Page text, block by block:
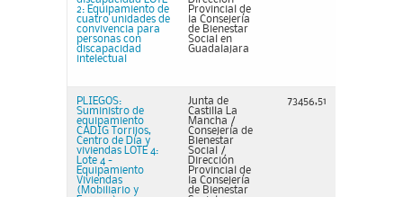
2: Equipamiento de
cuatro unidades de
convivencia para
personas con
discapacidad
intelectual
Provincial de
la Consejería
de Bienestar
Social en
Guadalajara
PLIEGOS:
Suministro de
equipamiento
CADIG Torrijos,
Centro de Día y
viviendas LOTE 4:
Lote 4 -
Equipamiento
Viviendas
(Mobiliario y
Junta de
Castilla La
Mancha /
Consejería de
Bienestar
Social /
Dirección
Provincial de
la Consejería
de Bienestar
73456,51